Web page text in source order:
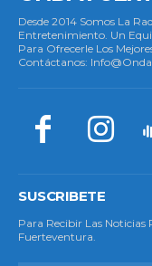
Desde 2014 Somos La
Entretenimiento. Un
Para Ofrecerle Los
Contáctanos:
SUSCRIBETE
Para Recibir Las
Fuerteventura.